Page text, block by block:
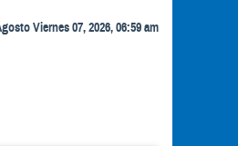
Viernes 07, 2026, 06:59 am